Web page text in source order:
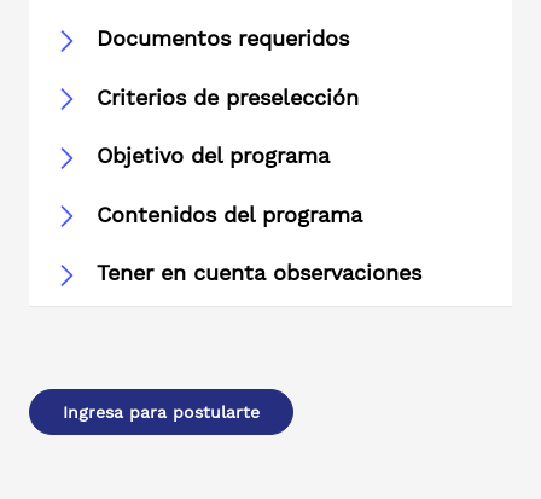
Documentos requeridos
Criterios de preselección
Objetivo del programa
Contenidos del programa
Tener en cuenta observaciones
Ingresa para postularte